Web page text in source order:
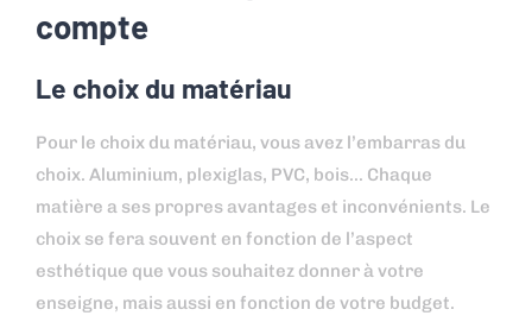
compte
Le choix du matériau
Pour le choix du matériau, vous avez l’embarras du
choix. Aluminium, plexiglas, PVC, bois… Chaque
matière a ses propres avantages et inconvénients. Le
choix se fera souvent en fonction de l’aspect
esthétique que vous souhaitez donner à votre
enseigne, mais aussi en fonction de votre budget.